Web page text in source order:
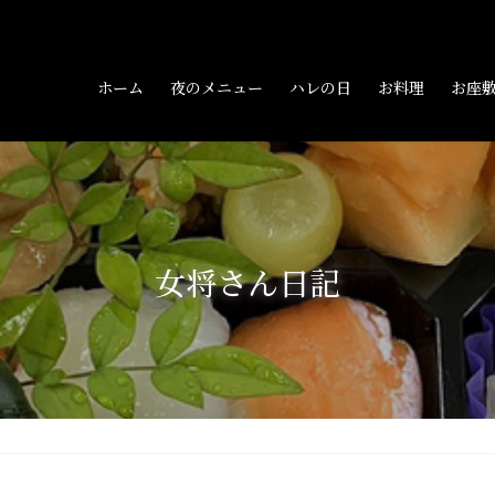
ホーム 夜のメニュー ハレの日 お料理 お座
女将さん日記